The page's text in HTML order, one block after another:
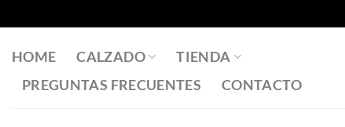
HOME CALZADO
TIENDA
PREGUNTAS FRECUENTES
CONTACTO